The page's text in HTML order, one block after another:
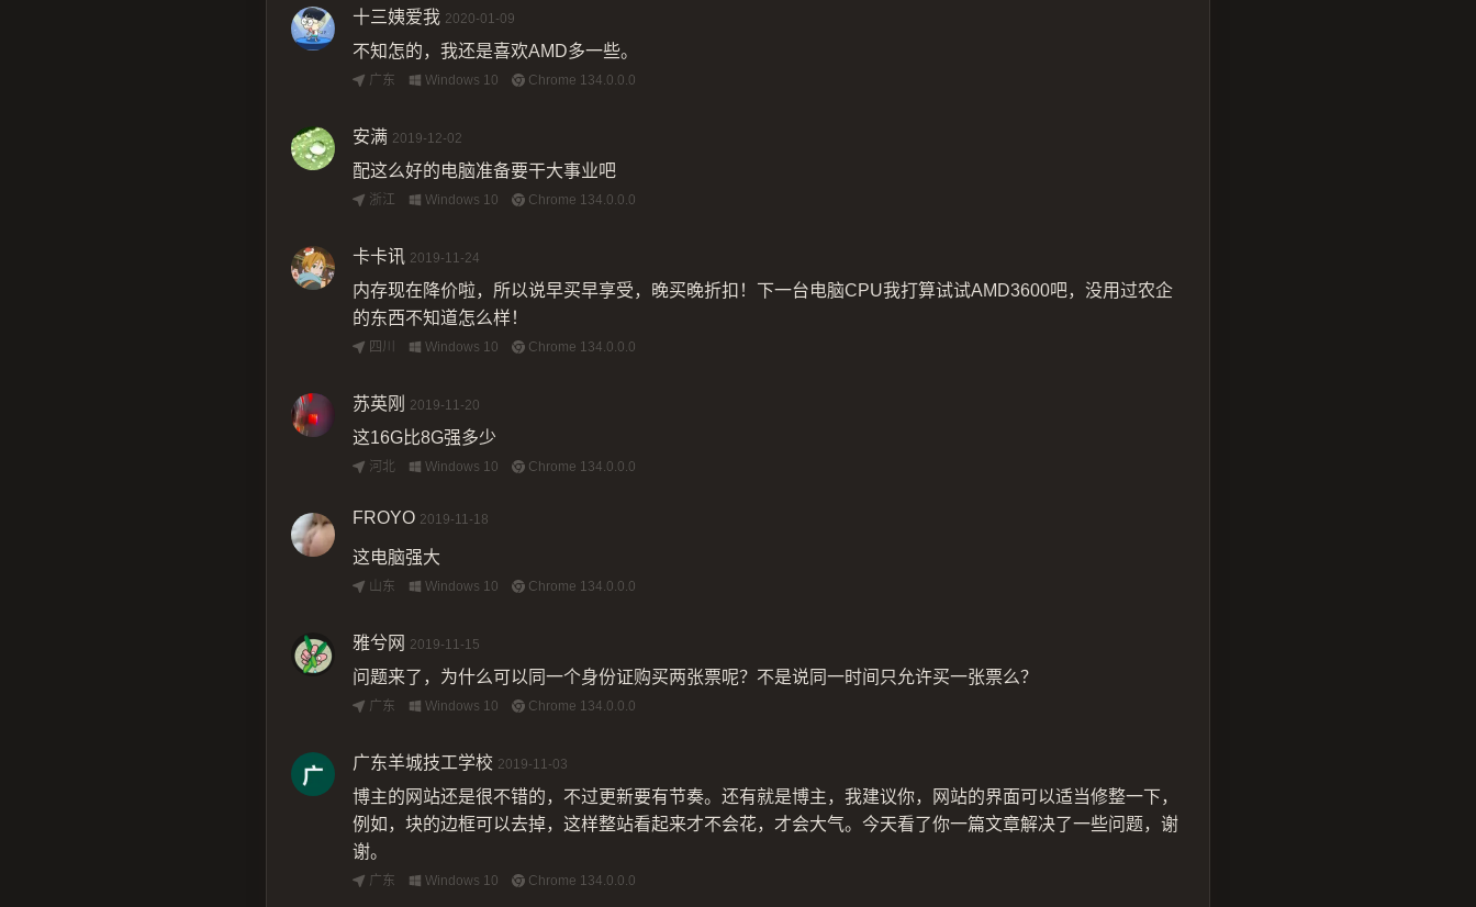
十三姨爱我 2020-01-09
不知怎的，我还是喜欢AMD多一些。
广东 Windows 10 Chrome 134.0.0.0
安满 2019-12-02
配这么好的电脑准备要干大事业吧
浙江 Windows 10 Chrome 134.0.0.0
卡卡讯 2019-11-24
内存现在降价啦，所以说早买早享受，晚买晚折扣！下一台电脑CPU我打算试试AMD3600吧，没用过农企
的东西不知道怎么样！
四川 Windows 10 Chrome 134.0.0.0
苏英刚 2019-11-20
这16G比8G强多少
河北 Windows 10 Chrome 134.0.0.0
FROYO 2019-11-18
这电脑强大
山东 Windows 10 Chrome 134.0.0.0
雅兮网 2019-11-15
问题来了，为什么可以同一个身份证购买两张票呢？不是说同一时间只允许买一张票么？
广东 Windows 10 Chrome 134.0.0.0
广东羊城技工学校 2019-11-03
博主的网站还是很不错的，不过更新要有节奏。还有就是博主，我建议你，网站的界面可以适当修整一下，
例如，块的边框可以去掉，这样整站看起来才不会花，才会大气。今天看了你一篇文章解决了一些问题，谢
谢。
广东 Windows 10 Chrome 134.0.0.0